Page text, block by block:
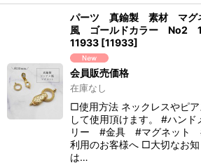
パーツ 真鍮製 素材 マグ
風 ゴールドカラー No2
11933 [11933]
会員販売価格
在庫なし
□使用方法 ネックレスやピ
して使用頂けます。 #ハン
リー #金具 #マグネット
利用のお客様へ □大切なお
は…